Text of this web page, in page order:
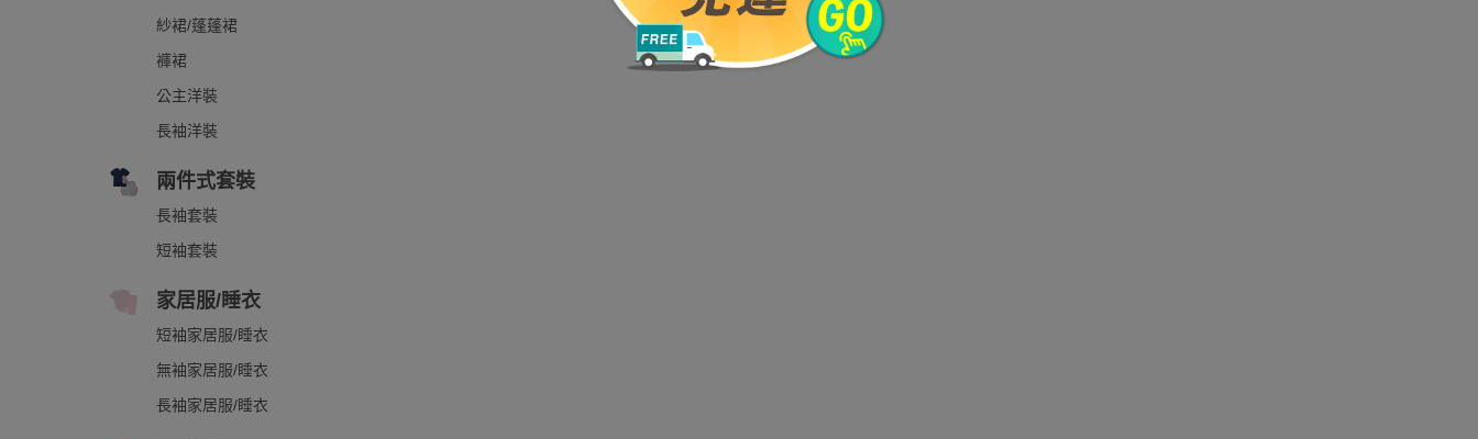
紗裙/蓬蓬裙
褲裙
公主洋裝
長袖洋裝
兩件式套裝
長袖套裝
短袖套裝
家居服/睡衣
短袖家居服/睡衣
無袖家居服/睡衣
長袖家居服/睡衣